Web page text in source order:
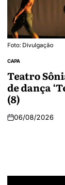
Foto: Divulgação
CAPA
Teatro
de dança
(8)
06/08/2026